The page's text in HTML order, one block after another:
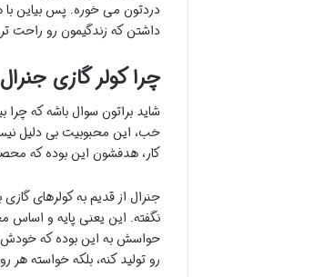
دردتون می خوره. پس بیاین با
داشتن که زندگیمون رو راحت
چرا کولر گازی
شاید براتون سوال باشه که چرا
خب، این محبوبیت بی دلیل
کار، هدفشون این بوده که
جنرال از قدیم به کولرهای
نگفته. این یعنی پایه و
حواسش به این بوده که خودش
رو تولید کنه، بلکه خواسته هر